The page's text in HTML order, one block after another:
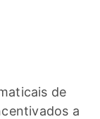
de
a